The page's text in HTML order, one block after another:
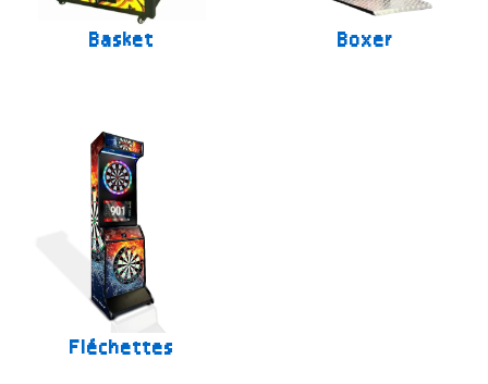
Basket Boxer
Fléchettes